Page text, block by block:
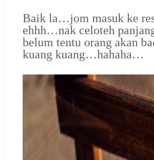
Baik la…jom masuk ke
ehhh…nak celoteh
belum tentu orang akan
kuang kuang…hahaha…